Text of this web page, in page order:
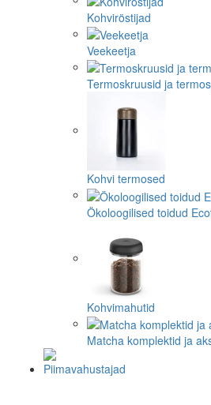
Kohviröstijad
Veekeetja
Termoskruusid ja
Kohvi termosed
Ökoloogilised toidud
Kohvimahutid
Matcha komplektid ja